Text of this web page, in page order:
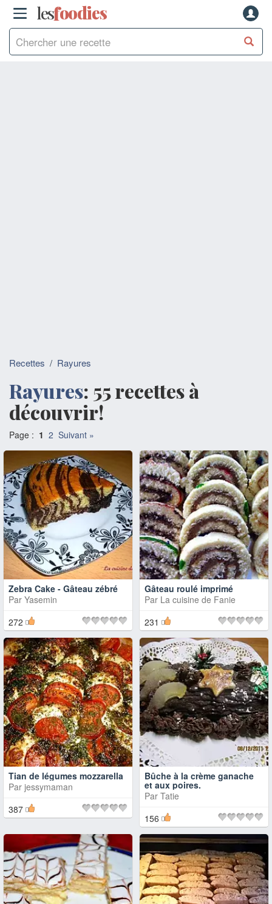
lesfoodies
Recettes / Rayures
Rayures: 55 recettes à
découvrir!
Page : 1 2 Suivant »
Zebra Cake - Gâteau zébré
Par Yasemin
272
Gâteau roulé imprimé
Par La cuisine de Fanie
231
Tian de légumes mozzarella
Par jessymaman
387
Bûche à la crème ganache
et aux poires.
Par Tatie
156